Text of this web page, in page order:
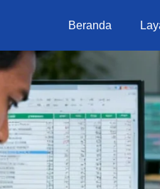
Beranda